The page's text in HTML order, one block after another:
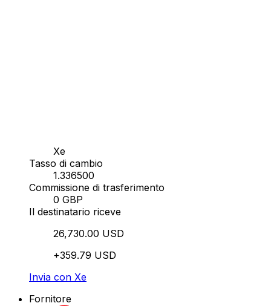
Xe
Tasso di cambio
1.336500
Commissione di trasferimento
0 GBP
Il destinatario riceve
26,730.00 USD
+359.79 USD
Invia con Xe
Fornitore